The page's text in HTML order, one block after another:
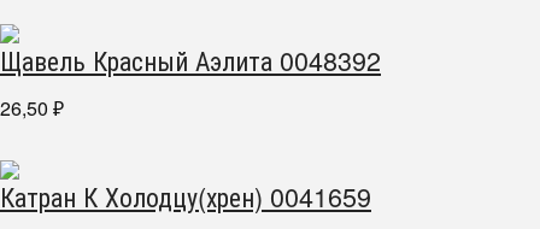
Щавель Красный Аэлита 0048392
26,50 ₽
Катран К Холодцу(хрен) 0041659